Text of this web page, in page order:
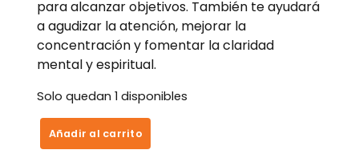
para alcanzar objetivos. También te ayudará
a agudizar la atención, mejorar la
concentración y fomentar la claridad
mental y espiritual.
Solo quedan 1 disponibles
Añadir al carrito